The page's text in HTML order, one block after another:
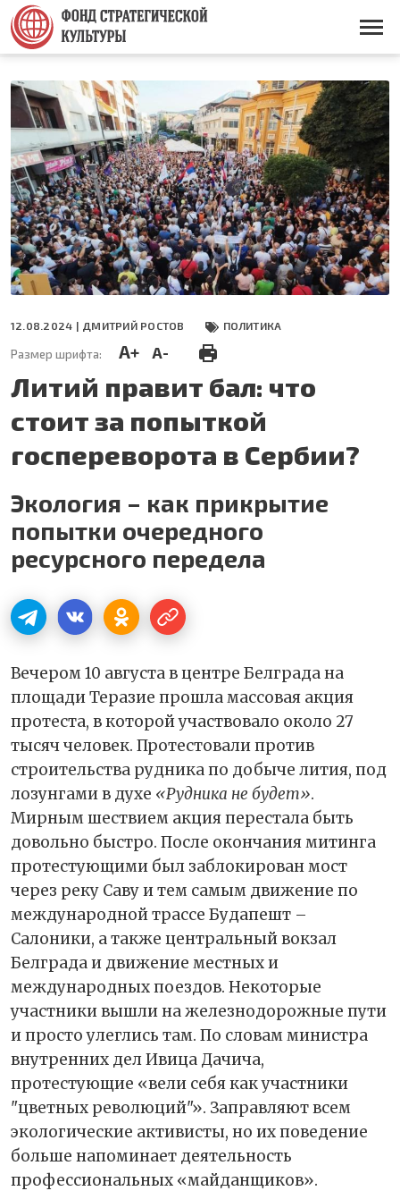
Перейти
основному
содержанию
Основная
12.08.2024 | ДМИТРИЙ РОСТОВ ПОЛИТИКА
Размер шрифта: A+ A-
Литий правит бал: что
стоит за попыткой
госпереворота в Сербии?
Экология – как прикрытие
попытки очередного
ресурсного передела
Вечером 10 августа в центре Белграда на
площади Теразие прошла массовая акция
протеста, в которой участвовало около 27
тысяч человек. Протестовали против
строительства рудника по добыче лития, под
лозунгами в духе «Рудника не будет».
Мирным шествием акция перестала быть
довольно быстро. После окончания митинга
протестующими был заблокирован мост
через реку Саву и тем самым движение по
международной трассе Будапешт –
Салоники, а также центральный вокзал
Белграда и движение местных и
международных поездов. Некоторые
участники вышли на железнодорожные пути
и просто улеглись там. По словам министра
внутренних дел Ивица Дачича,
протестующие «вели себя как участники
"цветных революций"». Заправляют всем
экологические активисты, но их поведение
больше напоминает деятельность
профессиональных «майданщиков».